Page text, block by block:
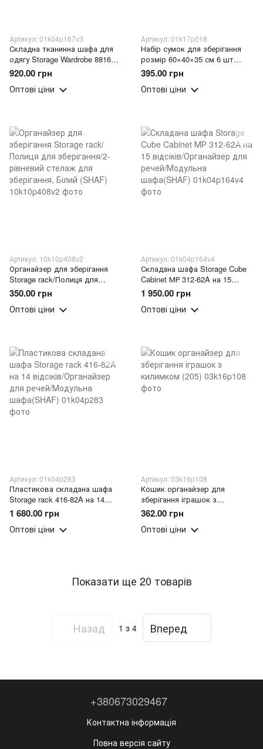
Артикул: 01k04p167v3
Складна тканинна шафа для
одягу Storage Wardrobe 88165
на 4 секції Червоний (N-2)
920.00 грн
Оптові ціни
Артикул: 01k17p018
Набір сумок для зберігання
розмір 60×40×35 см 6 шт
MA713 (ARSH)
395.00 грн
Оптові ціни
Артикул: 10k10p408v2
Органайзер для зберігання
Storage rack/Полиця для
зберігання/2-рівневий стелаж
для зберігання, Білий (SHAF)
350.00 грн
Оптові ціни
Артикул: 01k04p164v4
Складана шафа Storage Cube
Cabinet МР 312-62A на 15
відсіків/Органайзер для
речей/Модульна шафа(SHAF)
1 950.00 грн
Оптові ціни
Артикул: 01k04p283
Пластикова складана шафа
Storage rack 416-82A на 14
відсіків/Органайзер для
речей/Модульна шафа(SHAF)
1 680.00 грн
Оптові ціни
Артикул: 03k16p108
Кошик органайзер для
зберігання іграшок з
килимком (205)
362.00 грн
Оптові ціни
Показати ще 20 товарів
Назад 1 з 4 Вперед
+380673029467
Контактна інформація
Повна версія сайту